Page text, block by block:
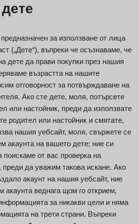
за използване от лица
(„Дете“), въпреки че осъзнаваме, че
дете да прави покупки през нашия
възрастта на нашите
отговорност за потвърждаване на
Ако сте дете, моля, потърсете
или настойник, преди да използвате
родител или настойник и смятате,
нашия уебсайт, моля, свържете се
акаунта на вашето дете; ние си
поискаме от вас проверка на
преди да уважим такова искане. Ако
акаунт на нашия уебсайт, ние
акаунта веднага щом го открием,
за никакви цели и няма
на трети страни. Въпреки